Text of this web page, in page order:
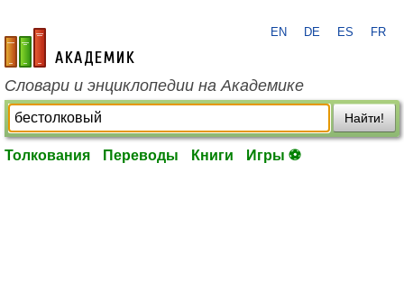
academic.ru
EN DE ES FR
Словари и энциклопедии на Академике
Найти!
Толкования Переводы Книги Игры ⚽